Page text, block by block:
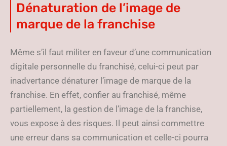
Dénaturation de l’image de
marque de la franchise
Même s’il faut militer en faveur d’une communication
digitale personnelle du franchisé, celui-ci peut par
inadvertance dénaturer l’image de marque de la
franchise. En effet, confier au franchisé, même
partiellement, la gestion de l’image de la franchise,
vous expose à des risques. Il peut ainsi commettre
une erreur dans sa communication et celle-ci pourra